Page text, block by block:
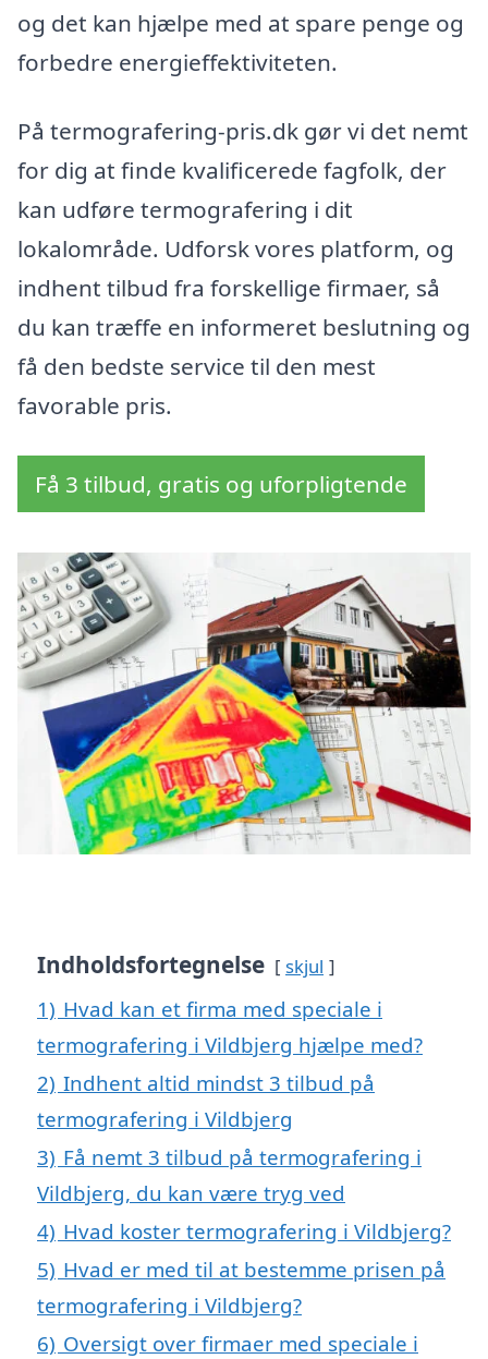
og det kan hjælpe med at spare penge og
forbedre energieffektiviteten.
På termografering-pris.dk gør vi det nemt
for dig at finde kvalificerede fagfolk, der
kan udføre termografering i dit
lokalområde. Udforsk vores platform, og
indhent tilbud fra forskellige firmaer, så
du kan træffe en informeret beslutning og
få den bedste service til den mest
favorable pris.
Få 3 tilbud, gratis og uforpligtende
Indholdsfortegnelse skjul
1) Hvad kan et firma med speciale i
termografering i Vildbjerg hjælpe med?
2) Indhent altid mindst 3 tilbud på
termografering i Vildbjerg
3) Få nemt 3 tilbud på termografering i
Vildbjerg, du kan være tryg ved
4) Hvad koster termografering i Vildbjerg?
5) Hvad er med til at bestemme prisen på
termografering i Vildbjerg?
6) Oversigt over firmaer med speciale i